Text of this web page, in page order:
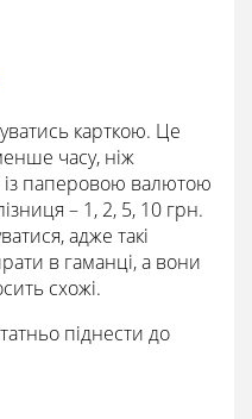
карткою. Це
часу, ніж
із паперовою валютою
– 1, 2, 5, 10 грн.
адже такі
в гаманці, а вони
схожі.
піднести до